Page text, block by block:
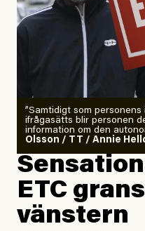
”Samtidigt som
ifrågasätts blir personen
information om den
Olsson / TT / Annie
ETC
vänstern